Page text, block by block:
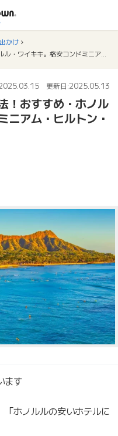
かけ
更新日:2025.05.13
！おすすめ・ホノル
ニアム・ヒルトン・
ます
「ホノルルの安いホテルに